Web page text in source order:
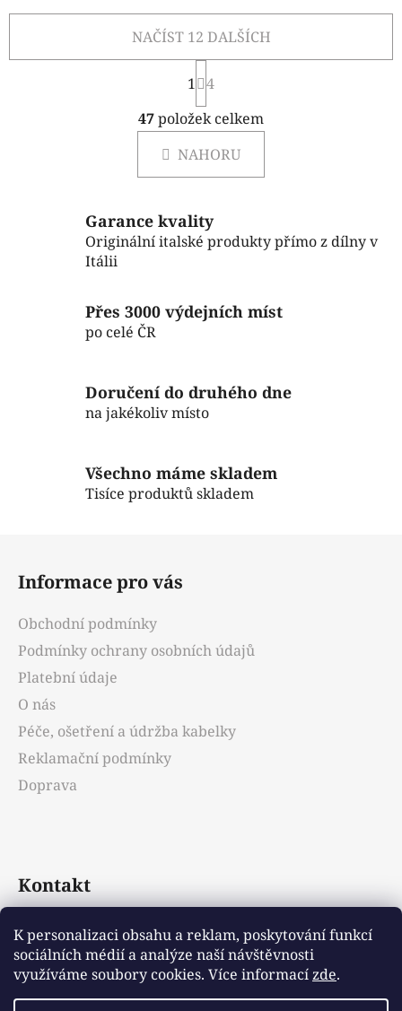
K personalizaci obsahu a reklam, poskytování funkcí
sociálních médií a analýze naší návštěvnosti
využíváme soubory cookies. Více informacízde.
O
v
l
á
d
c
í
v
k
p
i
NAČÍST 12 DALŠÍCH
S
t
r
á
n
k
n
í
1 4
47položek celkem
NAHORU
Garance kvality
Originální italské produkty přímo z dílny v
Itálii
Přes 3000 výdejních míst
po celé ČR
Doručení do druhého dne
na jakékoliv místo
Všechno máme skladem
Tisíce produktů skladem
Informace pro vás
Obchodní podmínky
Podmínky ochrany osobních údajů
Platební údaje
O nás
Péče, ošetření a údržba kabelky
Reklamační podmínky
Doprava
Kontakt
info@emotys.cz
+421903231812